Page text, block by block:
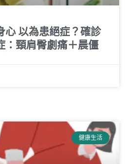
心 以為患絕症？確診
：頸肩臀劇痛＋晨僵
健康生活